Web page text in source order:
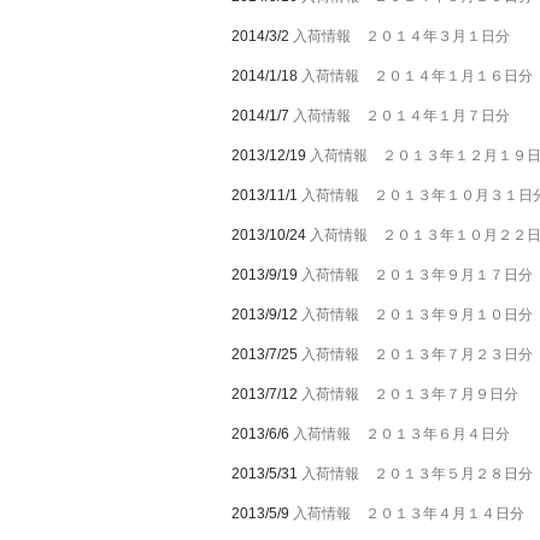
2014/3/2 入荷情報 ２０１４年３月１日分
2014/1/18 入荷情報 ２０１４年１月１６日分
2014/1/7 入荷情報 ２０１４年１月７日分
2013/12/19 入荷情報 ２０１３年１２月１９
2013/11/1 入荷情報 ２０１３年１０月３１日
2013/10/24 入荷情報 ２０１３年１０月２２
2013/9/19 入荷情報 ２０１３年９月１７日分
2013/9/12 入荷情報 ２０１３年９月１０日分
2013/7/25 入荷情報 ２０１３年７月２３日分
2013/7/12 入荷情報 ２０１３年７月９日分
2013/6/6 入荷情報 ２０１３年６月４日分
2013/5/31 入荷情報 ２０１３年５月２８日分
2013/5/9 入荷情報 ２０１３年４月１４日分